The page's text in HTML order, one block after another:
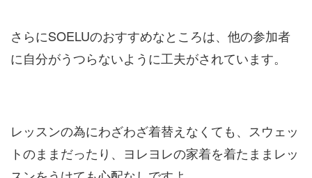
さらにSOELUのおすすめなところは、他の参加者
に自分がうつらないように工夫がされています。
レッスンの為にわざわざ着替えなくても、スウェッ
トのままだったり、ヨレヨレの家着を着たままレッ